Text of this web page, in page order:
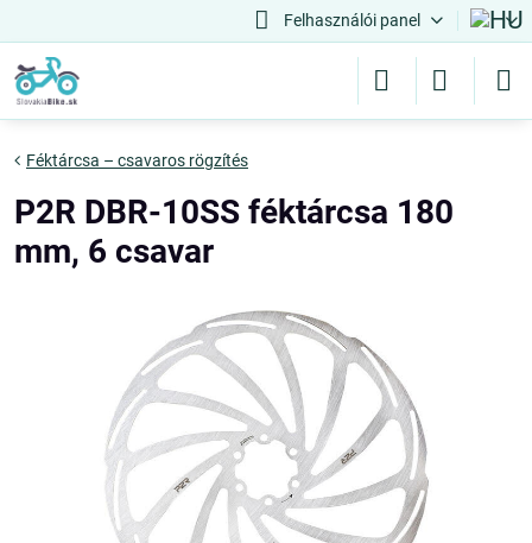
Felhasználói panel
Féktárcsa – csavaros rögzítés
P2R DBR-10SS féktárcsa 180
mm, 6 csavar